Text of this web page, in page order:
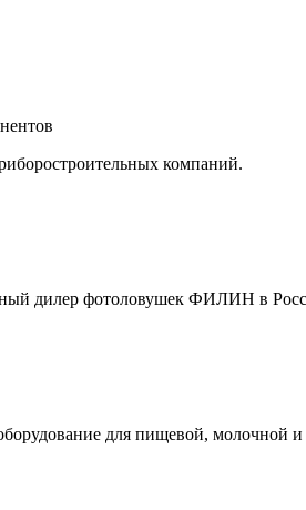
компаний.
дилер фотоловушек ФИЛИН в
для пищевой, молочной